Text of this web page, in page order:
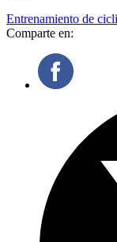
Entrenamiento de
Comparte en: